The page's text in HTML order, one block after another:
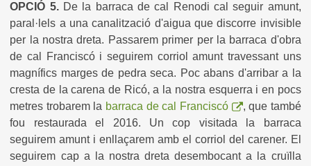
OPCIÓ 5. De la barraca de cal Renodi cal seguir amunt,
paral·lels a una canalització d'aigua que discorre invisible
per la nostra dreta. Passarem primer per la barraca d'obra
de cal Franciscó i seguirem corriol amunt travessant uns
magnífics marges de pedra seca. Poc abans d'arribar a la
cresta de la carena de Ricó, a la nostra esquerra i en pocs
metres trobarem la barraca de cal Franciscó
, que també
fou restaurada el 2016. Un cop visitada la barraca
seguirem amunt i enllaçarem amb el corriol del carener. El
seguirem cap a la nostra dreta desembocant a la cruïlla